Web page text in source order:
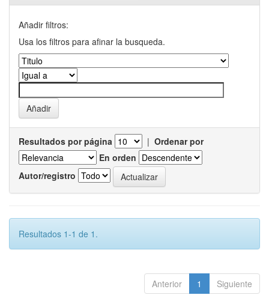
Añadir filtros:
Usa los filtros para afinar la busqueda.
Resultados por página | Ordenar por
En orden
Autor/registro
Resultados 1-1 de 1.
Anterior 1 Siguiente